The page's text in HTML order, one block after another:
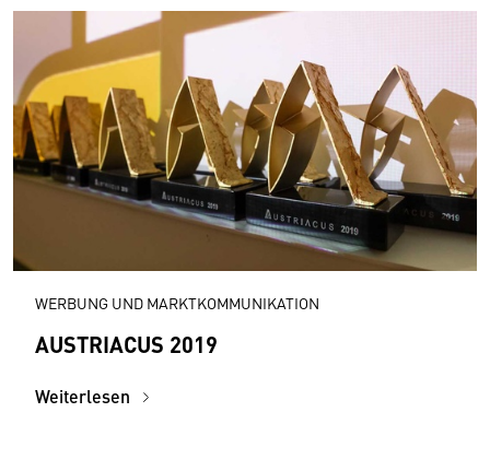
WERBUNG UND MARKTKOMMUNIKATION
AUSTRIACUS 2019
Weiterlesen